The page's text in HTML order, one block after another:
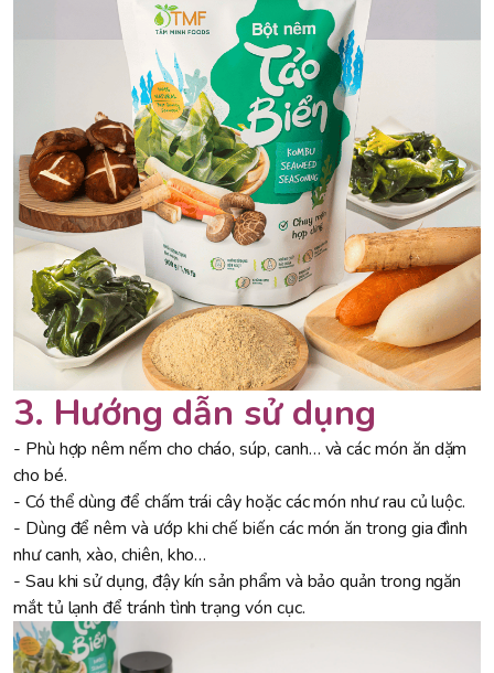
3. Hướng dẫn sử dụng
- Phù hợp nêm nếm cho cháo, súp, canh… và các món ăn dặm
cho bé.
- Có thể dùng để chấm trái cây hoặc các món như rau củ luộc.
- Dùng để nêm và ướp khi chế biến các món ăn trong gia đình
như canh, xào, chiên, kho…
- Sau khi sử dụng, đậy kín sản phẩm và bảo quản trong ngăn
mắt tủ lạnh để tránh tình trạng vón cục.